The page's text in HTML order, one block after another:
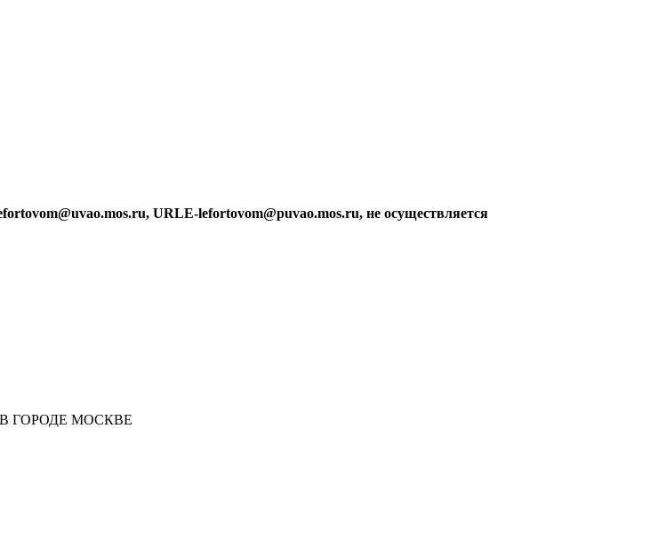
URLE-lefortovom@puvao.mos.ru, не осуществляется
ГОРОДЕ МОСКВЕ